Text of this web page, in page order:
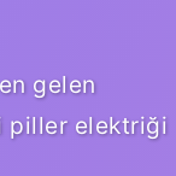
gelen
piller elektriği